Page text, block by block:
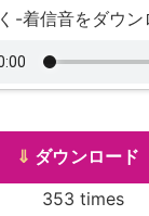
-着信音をダウ
⇓ ダウンロード
353 times